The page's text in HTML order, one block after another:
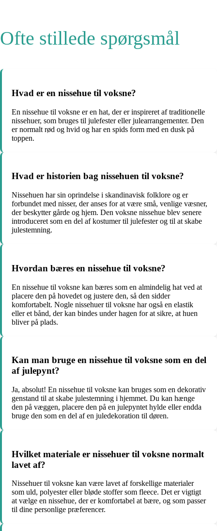
Ofte stillede spørgsmål
Hvad er en nissehue til voksne?
En nissehue til voksne er en hat, der er inspireret af traditionelle
nissehuer, som bruges til julefester eller julearrangementer. Den
er normalt rød og hvid og har en spids form med en dusk på
toppen.
Hvad er historien bag nissehuen til voksne?
Nissehuen har sin oprindelse i skandinavisk folklore og er
forbundet med nisser, der anses for at være små, venlige væsner,
der beskytter gårde og hjem. Den voksne nissehue blev senere
introduceret som en del af kostumer til julefester og til at skabe
julestemning.
Hvordan bæres en nissehue til voksne?
En nissehue til voksne kan bæres som en almindelig hat ved at
placere den på hovedet og justere den, så den sidder
komfortabelt. Nogle nissehuer til voksne har også en elastik
eller et bånd, der kan bindes under hagen for at sikre, at huen
bliver på plads.
Kan man bruge en nissehue til voksne som en del
af julepynt?
Ja, absolut! En nissehue til voksne kan bruges som en dekorativ
genstand til at skabe julestemning i hjemmet. Du kan hænge
den på væggen, placere den på en julepyntet hylde eller endda
bruge den som en del af en juledekoration til døren.
Hvilket materiale er nissehuer til voksne normalt
lavet af?
Nissehuer til voksne kan være lavet af forskellige materialer
som uld, polyester eller bløde stoffer som fleece. Det er vigtigt
at vælge en nissehue, der er komfortabel at bære, og som passer
til dine personlige præferencer.